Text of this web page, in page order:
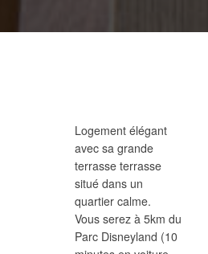
Logement élégant
avec sa grande
terrasse terrasse
situé dans un
quartier calme.
Vous serez à 5km du
Parc Disneyland (10